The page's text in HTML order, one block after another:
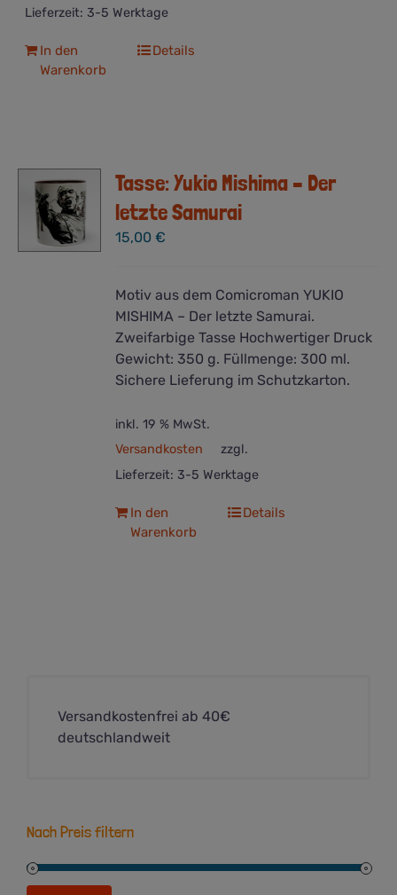
Lieferzeit: 3-5 Werktage
In den
Warenkorb
Details
Tasse: Yukio Mishima – Der
letzte Samurai
15,00€
Motiv aus dem Comicroman YUKIO
MISHIMA – Der letzte Samurai.
Zweifarbige Tasse Hochwertiger Druck
Gewicht: 350 g. Füllmenge: 300 ml.
Sichere Lieferung im Schutzkarton.
inkl. 19 % MwSt.
zzgl.
Versandkosten
Lieferzeit: 3-5 Werktage
In den
Warenkorb
Details
Versandkostenfrei ab 40€
deutschlandweit
Nach Preis filtern